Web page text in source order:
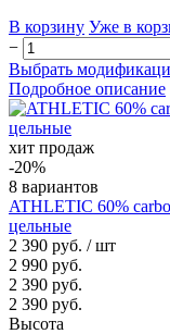
В корзину Уже в
−
Выбрать
Подробное описание
хит продаж
-20%
8 вариантов
ATHLETIC 60%
цельные
2 390 руб. / шт
2 990 руб.
2 390 руб.
2 390 руб.
Высота